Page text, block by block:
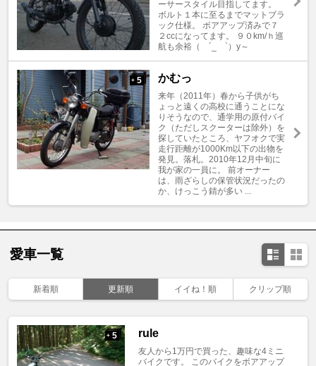
ーサースタイル目指してます。
ボルト１本に至るまでマットブラ
ック仕様。 ボアアップ済みで７
２ccになってます。 ９０km/ｈ巡
航も余裕（ ´_ゝ`）y～
+ 5 かむっ
来年（2011年）春から子供がち
ょっと遠くの高校に通うことにな
りそうなので、通学用の原付バイ
ク（ただしスクーターは除外）を
探していたところ、ヤフオクで実
走行距離が1000Km以下の出物を
発見。落札。2010年12月中旬に
我が家の一員に。 前オーナー
は、雨ざらしの保管状況だったの
か、けっこう錆が多い ...
愛車一覧
新着順 更新順 イイね！順 クリップ順
+ 5 rule
友人から1万円で買った、趣味な4ミニ
バイクです。 このバイクをボアアップ